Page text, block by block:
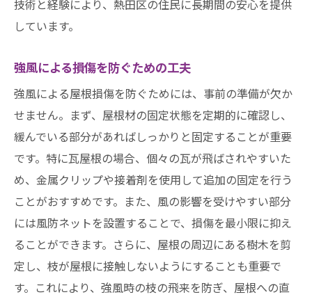
技術と経験により、熱田区の住民に長期間の安心を提供
しています。
強風による損傷を防ぐための工夫
強風による屋根損傷を防ぐためには、事前の準備が欠か
せません。まず、屋根材の固定状態を定期的に確認し、
緩んでいる部分があればしっかりと固定することが重要
です。特に瓦屋根の場合、個々の瓦が飛ばされやすいた
め、金属クリップや接着剤を使用して追加の固定を行う
ことがおすすめです。また、風の影響を受けやすい部分
には風防ネットを設置することで、損傷を最小限に抑え
ることができます。さらに、屋根の周辺にある樹木を剪
定し、枝が屋根に接触しないようにすることも重要で
す。これにより、強風時の枝の飛来を防ぎ、屋根への直